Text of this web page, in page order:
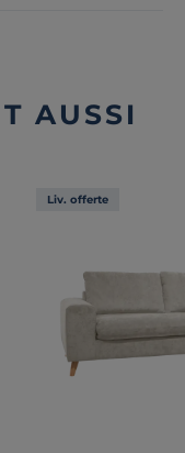
AUSSI
Liv. offerte